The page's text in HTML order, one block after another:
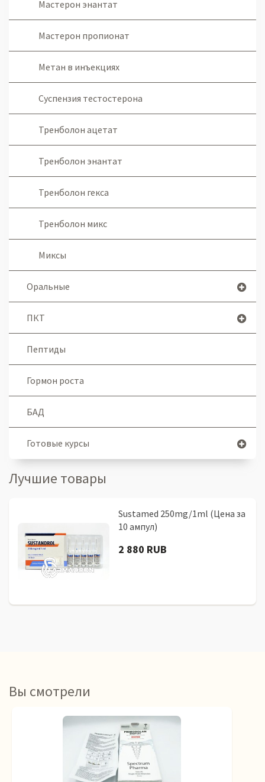
Мастерон энантат
Мастерон пропионат
Метан в инъекциях
Суспензия тестостерона
Тренболон ацетат
Тренболон энантат
Тренболон гекса
Тренболон микс
Миксы
Оральные
ПКТ
Пептиды
Гормон роста
БАД
Готовые курсы
Лучшие товары
Sustamed 250mg/1ml (Цена за
10 ампул)
2 880 RUB
Вы смотрели